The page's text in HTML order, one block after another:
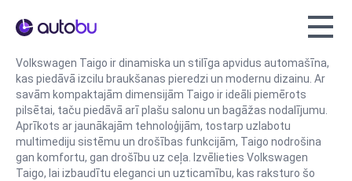
Autobu.eu
Volkswagen Taigo ir dinamiska un stilīga apvidus automašīna,
kas piedāvā izcilu braukšanas pieredzi un modernu dizainu. Ar
savām kompaktajām dimensijām Taigo ir ideāli piemērots
pilsētai, taču piedāvā arī plašu salonu un bagāžas nodalījumu.
Aprīkots ar jaunākajām tehnoloģijām, tostarp uzlabotu
multimediju sistēmu un drošības funkcijām, Taigo nodrošina
gan komfortu, gan drošību uz ceļa. Izvēlieties Volkswagen
Taigo, lai izbaudītu eleganci un uzticamību, kas raksturo šo